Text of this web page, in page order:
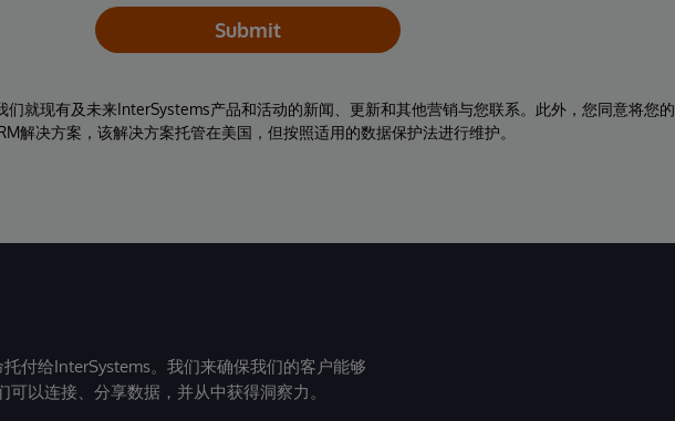
Submit
就现有及未来InterSystems产品和活动的新闻、更新和其他营销与您联系。此外，您同意将您的
解决方案，该解决方案托管在美国，但按照适用的数据保护法进行维护。
付给InterSystems。我们来确保我们的客户能够
以连接、分享数据，并从中获得洞察力。